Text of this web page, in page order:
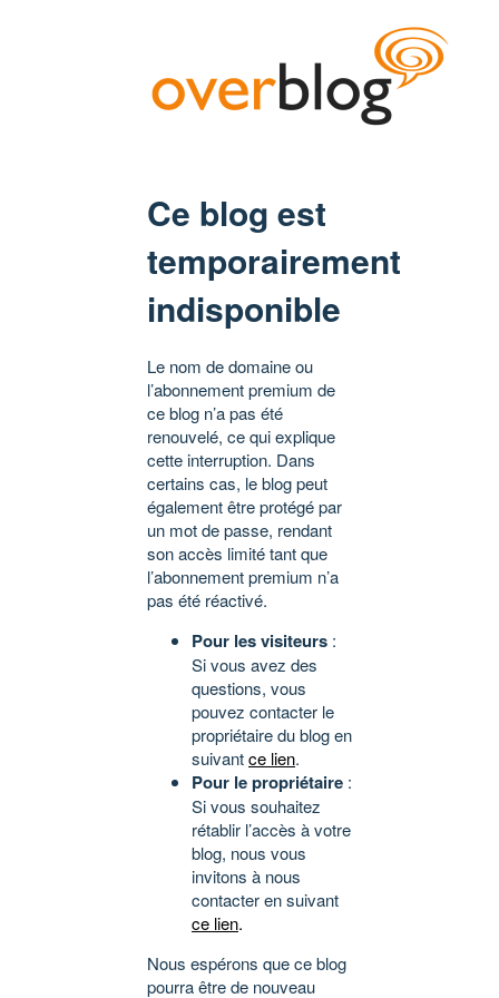
Ce blog est
temporairement
indisponible
Le nom de domaine ou
l’abonnement premium de
ce blog n’a pas été
renouvelé, ce qui explique
cette interruption. Dans
certains cas, le blog peut
également être protégé par
un mot de passe, rendant
son accès limité tant que
l’abonnement premium n’a
pas été réactivé.
Pour les visiteurs :
Si vous avez des
questions, vous
pouvez contacter le
propriétaire du blog en
suivantce lien.
Pour le propriétaire :
Si vous souhaitez
rétablir l’accès à votre
blog, nous vous
invitons à nous
contacter en suivant
ce lien.
Nous espérons que ce blog
pourra être de nouveau